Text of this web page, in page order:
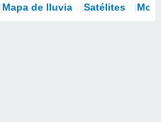
Mapa de lluvia Satélites